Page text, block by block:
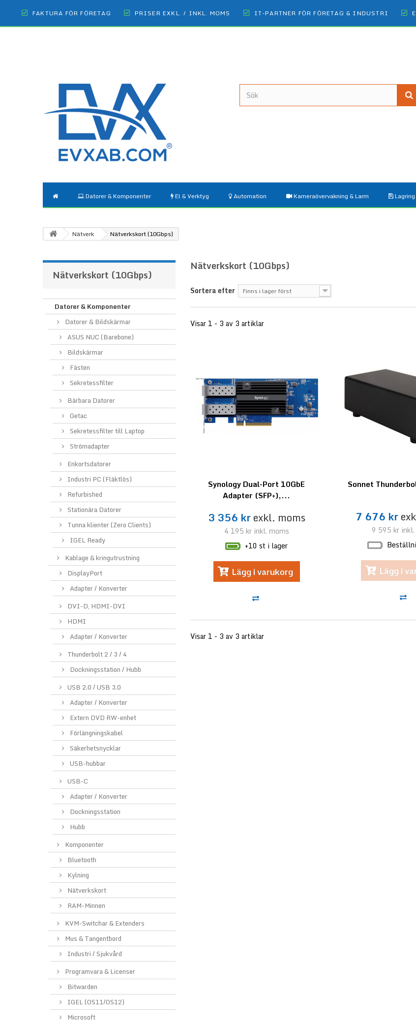
FAKTURA FÖR FÖRETAG PRISER EXKL. / INKL. MOMS IT-PARTNER FÖR FÖRETAG & INDUSTRI
Datorer & Komponenter El & Verktyg Automation Kameraövervakning & Larm Lagring
Nätverk Nätverkskort (10Gbps)
Nätverkskort (10Gbps)
Datorer & Komponenter
Datorer & Bildskärmar
ASUS NUC (Barebone)
Bildskärmar
Fästen
Sekretessfilter
Bärbara Datorer
Getac
Sekretessfilter till Laptop
Strömadapter
Enkortsdatorer
Industri PC (Fläktlös)
Refurbished
Stationära Datorer
Tunna klienter (Zero Clients)
IGEL Ready
Kablage & kringutrustning
DisplayPort
Adapter / Konverter
DVI-D, HDMI-DVI
HDMI
Adapter / Konverter
Thunderbolt 2 / 3 / 4
Dockningsstation / Hubb
USB 2.0 / USB 3.0
Adapter / Konverter
Extern DVD RW-enhet
Förlängningskabel
Säkerhetsnycklar
USB-hubbar
USB-C
Adapter / Konverter
Dockningsstation
Hubb
Komponenter
Bluetooth
Kylning
Nätverkskort
RAM-Minnen
KVM-Switchar & Extenders
Mus & Tangentbord
Industri / Sjukvård
Programvara & Licenser
Bitwarden
IGEL (OS11/OS12)
Microsoft
Nätverkskort (10Gbps)
Sortera efter Finns i lager först
Visar 1 - 3 av 3 artiklar
Synology Dual-Port 10GbE
Adapter (SFP+),...
3 356 krexkl. moms
4 195 krinkl. moms
+10 st i lager
Lägg i varukorg
Sonnet
7 676 kr
9 595 krinkl.
Lägg i
Visar 1 - 3 av 3 artiklar